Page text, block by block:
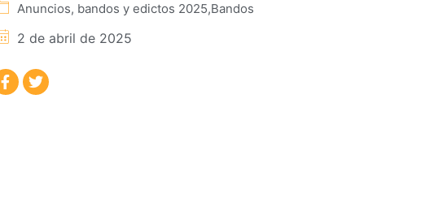
Anuncios, bandos y edictos 2025,Bandos
2 de abril de 2025